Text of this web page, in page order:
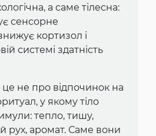
а саме тілесна:
сенсорне
кортизол і
системі здатність
це не про відпочинок на
у якому тіло
тепло, тишу,
рух, аромат. Саме вони